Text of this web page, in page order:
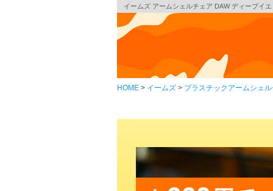
イームズ アームシェルチェア DAW ディープイ
HOME イームズ プラスチックアームシェ